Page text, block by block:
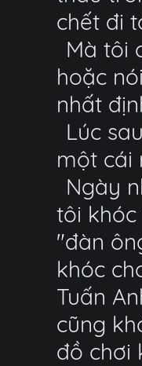
chết đi
Mà tôi
hoặc
nhất
Lúc
một cái
Ngày
tôi
"đàn
khóc
Tuấn
cũng
đồ chơi